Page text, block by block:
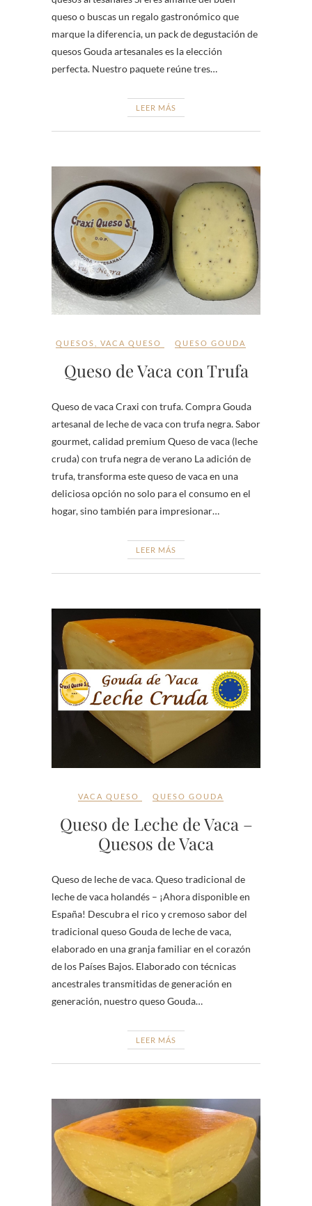
queso o buscas un regalo gastronómico que
marque la diferencia, un pack de degustación de
quesos Gouda artesanales es la elección
perfecta. Nuestro paquete reúne tres…
LEER MÁS
QUESOS VACA QUESO QUESO GOUDA
Queso de Vaca con Trufa
Queso de vaca Craxi con trufa. Compra Gouda
artesanal de leche de vaca con trufa negra. Sabor
gourmet, calidad premium Queso de vaca (leche
cruda) con trufa negra de verano La adición de
trufa, transforma este queso de vaca en una
deliciosa opción no solo para el consumo en el
hogar, sino también para impresionar…
LEER MÁS
VACA QUESO QUESO GOUDA
Queso de Leche de Vaca –
Quesos de Vaca
Queso de leche de vaca. Queso tradicional de
leche de vaca holandés – ¡Ahora disponible en
España! Descubra el rico y cremoso sabor del
tradicional queso Gouda de leche de vaca,
elaborado en una granja familiar en el corazón
de los Países Bajos. Elaborado con técnicas
ancestrales transmitidas de generación en
generación, nuestro queso Gouda…
LEER MÁS